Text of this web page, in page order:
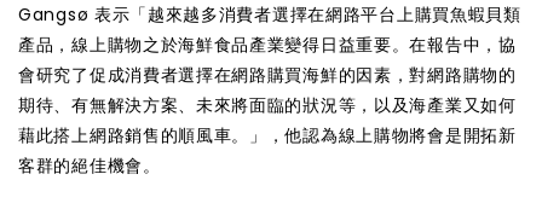
Gangsø 表示「越來越多消費者選擇在網路平台上購買魚蝦貝類
產品，線上購物之於海鮮食品產業變得日益重要。在報告中，協
會研究了促成消費者選擇在網路購買海鮮的因素，對網路購物的
期待、有無解決方案、未來將面臨的狀況等，以及海產業又如何
藉此搭上網路銷售的順風車。」，他認為線上購物將會是開拓新
客群的絕佳機會。